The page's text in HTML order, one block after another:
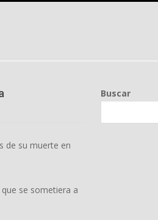
de su muerte en
se sometiera a
Buscar